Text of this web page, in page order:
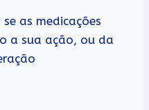
as medicações
a sua ação, ou da